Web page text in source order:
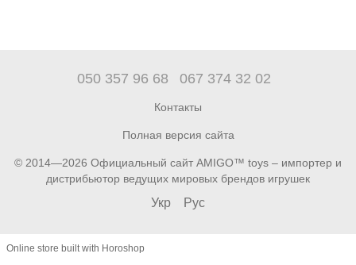
050 357 96 68 067 374 32 02
Контакты
Полная версия сайта
© 2014—2026 Официальный сайт AMIGO™ toys – импортер и
дистрибьютор ведущих мировых брендов игрушек
Укр Рус
Online store built with Horoshop